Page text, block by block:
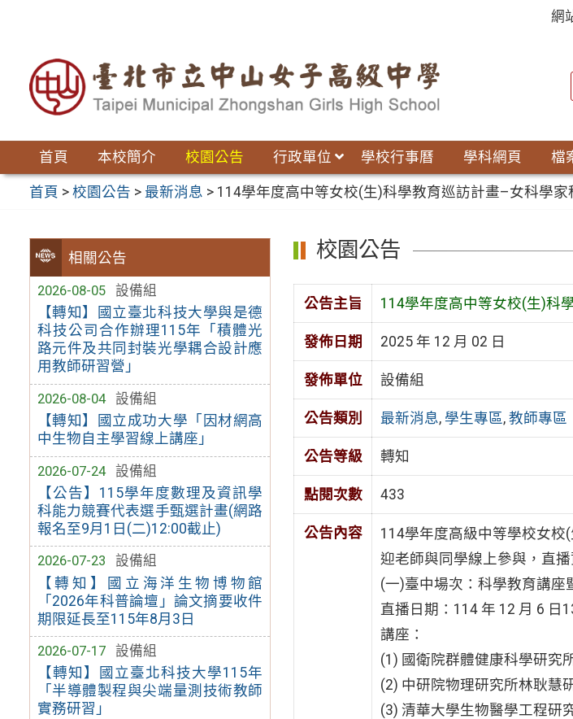
網
首頁 本校簡介 校園公告 行政單位 學校行事曆 學科網頁 檔
首頁 >校園公告 > 最新消息 > 114學年度高中等女校(生)科學教育巡訪計畫–女科學家
相關公告
2026-08-05
設備組
【轉知】國立臺北科技大學與是德
科技公司合作辦理115年「積體光
路元件及共同封裝光學耦合設計應
用教師研習營」
2026-08-04
設備組
【轉知】國立成功大學「因材網高
中生物自主學習線上講座」
2026-07-24
設備組
【公告】115學年度數理及資訊學
科能力競賽代表選手甄選計畫(網路
報名至9月1日(二)12:00截止)
2026-07-23
設備組
【轉知】國立海洋生物博物館
「2026年科普論壇」論文摘要收件
期限延長至115年8月3日
2026-07-17
設備組
【轉知】國立臺北科技大學115年
「半導體製程與尖端量測技術教師
實務研習」
校園公告
公告主旨 114學年度高中等女校(生)科
發佈日期 2025 年 12 月 02 日
發佈單位 設備組
公告類別 最新消息, 學生專區, 教師專區
公告等級 轉知
點閱次數 433
公告內容
114學年度高級中等學校女
迎老師與同學線上參與，直播
(一)臺中場次：科學教育講座
直播日期：114 年 12 月 6 日
講座：
(1) 國衛院群體健康科學研究
(2) 中研院物理研究所林耿慧
(3) 清華大學生物醫學工程研